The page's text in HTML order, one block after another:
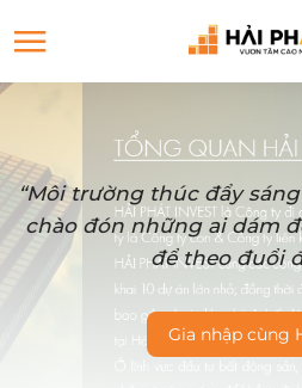
“Môi trường thúc đẩy
chào đón những ai dám
để theo đuổi
Gia nhập cùng